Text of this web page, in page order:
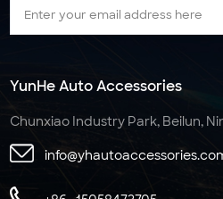
YunHe Auto Accessories
Chunxiao Industry Park, Beilun,